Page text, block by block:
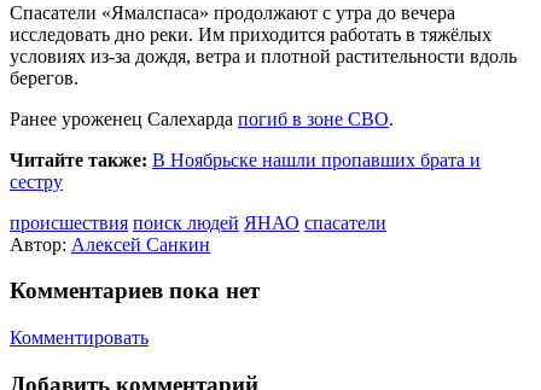
Спасатели «Ямалспаса» продолжают с утра до вечера
исследовать дно реки. Им приходится работать в тяжёлых
условиях из-за дождя, ветра и плотной растительности вдоль
берегов.
Ранее уроженец Салехарда погиб в зоне СВО.
Читайте также: В Ноябрьске нашли пропавших брата и
сестру
происшествия поиск людей ЯНАО спасатели
Автор: Алексей Санкин
Комментариев пока нет
Комментировать
Добавить комментарий